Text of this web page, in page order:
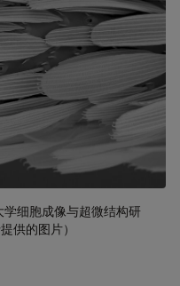
细胞成像与超微结构研
供的图片）